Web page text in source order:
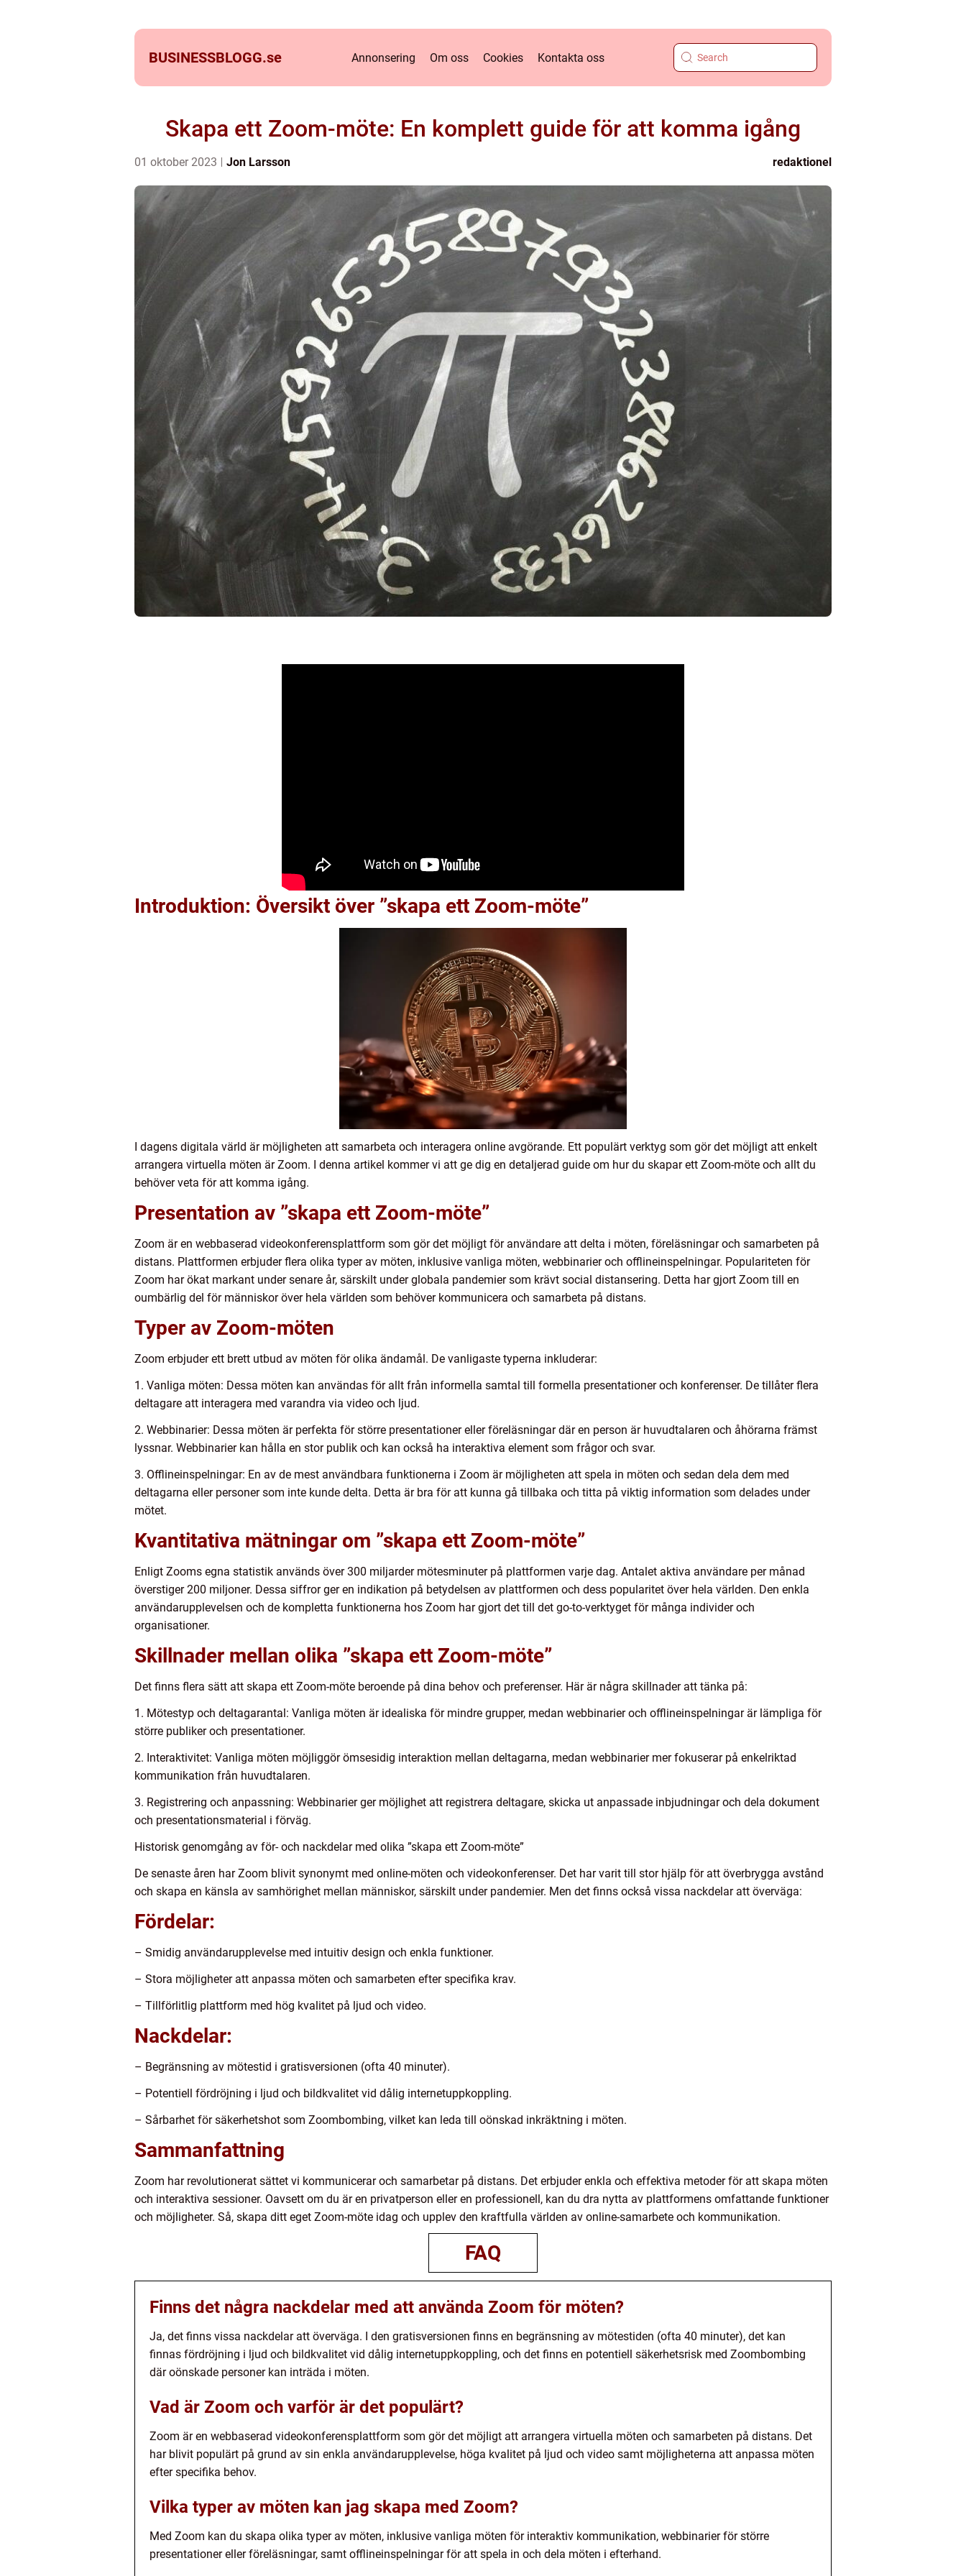
BUSINESSBLOGG.se Annonsering Om oss Cookies Kontakta oss
Skapa ett Zoom-möte: En komplett guide för att komma igång
01 oktober 2023 Jon Larsson redaktionel
Introduktion: Översikt över ”skapa ett Zoom-möte”
I dagens digitala värld är möjligheten att samarbeta och interagera online avgörande. Ett populärt verktyg som gör det möjligt att enkelt
arrangera virtuella möten är Zoom. I denna artikel kommer vi att ge dig en detaljerad guide om hur du skapar ett Zoom-möte och allt du
behöver veta för att komma igång.
Presentation av ”skapa ett Zoom-möte”
Zoom är en webbaserad videokonferensplattform som gör det möjligt för användare att delta i möten, föreläsningar och samarbeten på
distans. Plattformen erbjuder flera olika typer av möten, inklusive vanliga möten, webbinarier och offlineinspelningar. Populariteten för
Zoom har ökat markant under senare år, särskilt under globala pandemier som krävt social distansering. Detta har gjort Zoom till en
oumbärlig del för människor över hela världen som behöver kommunicera och samarbeta på distans.
Typer av Zoom-möten
Zoom erbjuder ett brett utbud av möten för olika ändamål. De vanligaste typerna inkluderar:
1. Vanliga möten: Dessa möten kan användas för allt från informella samtal till formella presentationer och konferenser. De tillåter flera
deltagare att interagera med varandra via video och ljud.
2. Webbinarier: Dessa möten är perfekta för större presentationer eller föreläsningar där en person är huvudtalaren och åhörarna främst
lyssnar. Webbinarier kan hålla en stor publik och kan också ha interaktiva element som frågor och svar.
3. Offlineinspelningar: En av de mest användbara funktionerna i Zoom är möjligheten att spela in möten och sedan dela dem med
deltagarna eller personer som inte kunde delta. Detta är bra för att kunna gå tillbaka och titta på viktig information som delades under
mötet.
Kvantitativa mätningar om ”skapa ett Zoom-möte”
Enligt Zooms egna statistik används över 300 miljarder mötesminuter på plattformen varje dag. Antalet aktiva användare per månad
överstiger 200 miljoner. Dessa siffror ger en indikation på betydelsen av plattformen och dess popularitet över hela världen. Den enkla
användarupplevelsen och de kompletta funktionerna hos Zoom har gjort det till det go-to-verktyget för många individer och
organisationer.
Skillnader mellan olika ”skapa ett Zoom-möte”
Det finns flera sätt att skapa ett Zoom-möte beroende på dina behov och preferenser. Här är några skillnader att tänka på:
1. Mötestyp och deltagarantal: Vanliga möten är idealiska för mindre grupper, medan webbinarier och offlineinspelningar är lämpliga för
större publiker och presentationer.
2. Interaktivitet: Vanliga möten möjliggör ömsesidig interaktion mellan deltagarna, medan webbinarier mer fokuserar på enkelriktad
kommunikation från huvudtalaren.
3. Registrering och anpassning: Webbinarier ger möjlighet att registrera deltagare, skicka ut anpassade inbjudningar och dela dokument
och presentationsmaterial i förväg.
Historisk genomgång av för- och nackdelar med olika ”skapa ett Zoom-möte”
De senaste åren har Zoom blivit synonymt med online-möten och videokonferenser. Det har varit till stor hjälp för att överbrygga avstånd
och skapa en känsla av samhörighet mellan människor, särskilt under pandemier. Men det finns också vissa nackdelar att överväga:
Fördelar:
– Smidig användarupplevelse med intuitiv design och enkla funktioner.
– Stora möjligheter att anpassa möten och samarbeten efter specifika krav.
– Tillförlitlig plattform med hög kvalitet på ljud och video.
Nackdelar:
– Begränsning av mötestid i gratisversionen (ofta 40 minuter).
– Potentiell fördröjning i ljud och bildkvalitet vid dålig internetuppkoppling.
– Sårbarhet för säkerhetshot som Zoombombing, vilket kan leda till oönskad inkräktning i möten.
Sammanfattning
Zoom har revolutionerat sättet vi kommunicerar och samarbetar på distans. Det erbjuder enkla och effektiva metoder för att skapa möten
och interaktiva sessioner. Oavsett om du är en privatperson eller en professionell, kan du dra nytta av plattformens omfattande funktioner
och möjligheter. Så, skapa ditt eget Zoom-möte idag och upplev den kraftfulla världen av online-samarbete och kommunikation.
FAQ
Finns det några nackdelar med att använda Zoom för möten?
Ja, det finns vissa nackdelar att överväga. I den gratisversionen finns en begränsning av mötestiden (ofta 40 minuter), det kan
finnas fördröjning i ljud och bildkvalitet vid dålig internetuppkoppling, och det finns en potentiell säkerhetsrisk med Zoombombing
där oönskade personer kan inträda i möten.
Vad är Zoom och varför är det populärt?
Zoom är en webbaserad videokonferensplattform som gör det möjligt att arrangera virtuella möten och samarbeten på distans. Det
har blivit populärt på grund av sin enkla användarupplevelse, höga kvalitet på ljud och video samt möjligheterna att anpassa möten
efter specifika behov.
Vilka typer av möten kan jag skapa med Zoom?
Med Zoom kan du skapa olika typer av möten, inklusive vanliga möten för interaktiv kommunikation, webbinarier för större
presentationer eller föreläsningar, samt offlineinspelningar för att spela in och dela möten i efterhand.